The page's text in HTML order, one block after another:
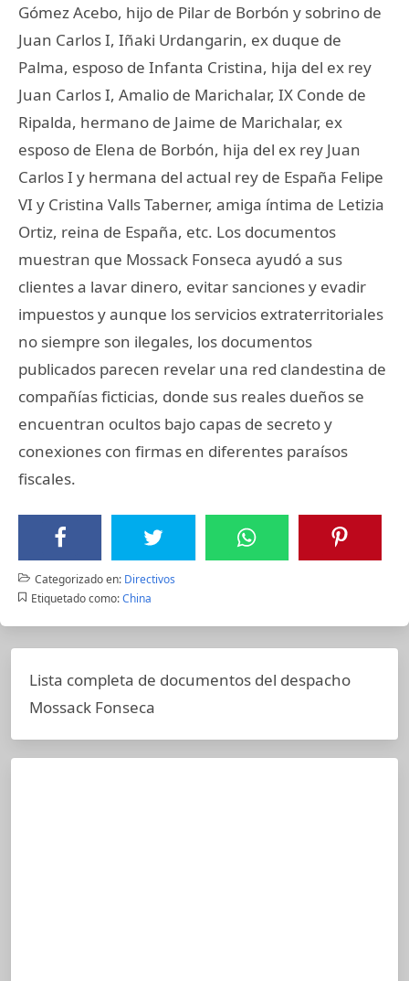
Gómez Acebo, hijo de Pilar de Borbón y sobrino de
Juan Carlos I, Iñaki Urdangarin, ex duque de
Palma, esposo de Infanta Cristina, hija del ex rey
Juan Carlos I, Amalio de Marichalar, IX Conde de
Ripalda, hermano de Jaime de Marichalar, ex
esposo de Elena de Borbón, hija del ex rey Juan
Carlos I y hermana del actual rey de España Felipe
VI y Cristina Valls Taberner, amiga íntima de Letizia
Ortiz, reina de España, etc. Los documentos
muestran que Mossack Fonseca ayudó a sus
clientes a lavar dinero, evitar sanciones y evadir
impuestos y aunque los servicios extraterritoriales
no siempre son ilegales, los documentos
publicados parecen revelar una red clandestina de
compañías ficticias, donde sus reales dueños se
encuentran ocultos bajo capas de secreto y
conexiones con firmas en diferentes paraísos
fiscales.
Categorizado en: Directivos
Etiquetado como: China
Lista completa de documentos del despacho
Mossack Fonseca